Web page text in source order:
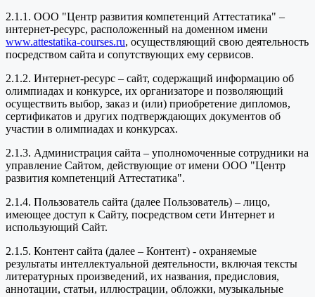
2.1.1. ООО "Центр развития компетенций Аттестатика" –
интернет-ресурс, расположенный на доменном имени
www.attestatika-courses.ru, осуществляющий свою деятельность
посредством сайта и сопутствующих ему сервисов.
2.1.2. Интернет-ресурс – сайт, содержащий информацию об
олимпиадах и конкурсе, их организаторе и позволяющий
осуществить выбор, заказ и (или) приобретение дипломов,
сертификатов и других подтверждающих документов об
участии в олимпиадах и конкурсах.
2.1.3. Администрация сайта – уполномоченные сотрудники на
управление Сайтом, действующие от имени ООО "Центр
развития компетенций Аттестатика".
2.1.4. Пользователь сайта (далее Пользователь) – лицо,
имеющее доступ к Сайту, посредством сети Интернет и
использующий Сайт.
2.1.5. Контент сайта (далее – Контент) - охраняемые
результаты интеллектуальной деятельности, включая тексты
литературных произведений, их названия, предисловия,
аннотации, статьи, иллюстрации, обложки, музыкальные